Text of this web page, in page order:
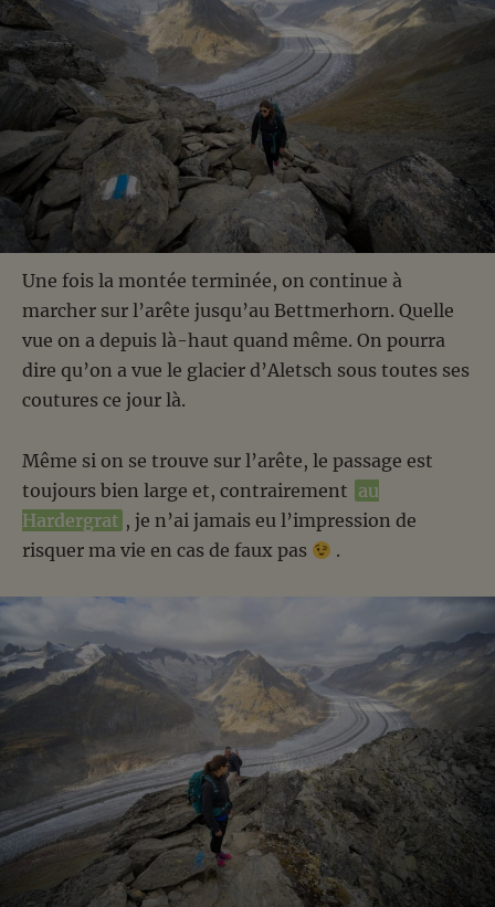
Une fois la montée terminée, on continue à
marcher sur l’arête jusqu’au Bettmerhorn. Quelle
vue on a depuis là-haut quand même. On pourra
dire qu’on a vue le glacier d’Aletsch sous toutes ses
coutures ce jour là.
Même si on se trouve sur l’arête, le passage est
toujours bien large et, contrairement au
Hardergrat , je n’ai jamais eu l’impression de
risquer ma vie en cas de faux pas
.